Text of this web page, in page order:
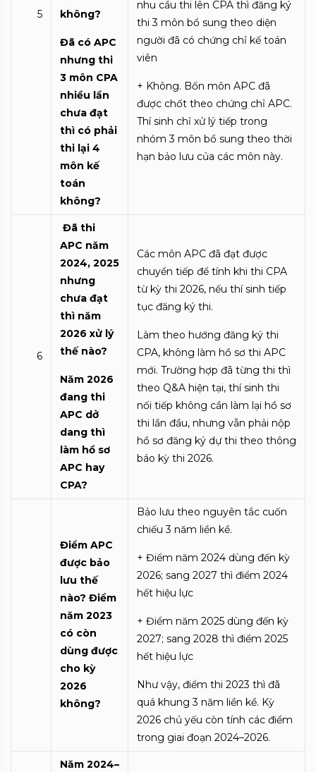
5
không?
Đã có APC
nhưng thi
3 môn CPA
nhiều lần
chưa đạt
thì có phải
thi lại 4
môn kế
toán
không?
nhu cầu thi lên CPA thì đăng ký
thi 3 môn bổ sung theo diện
người đã có chứng chỉ kế toán
viên
+ Không. Bốn môn APC đã
được chốt theo chứng chỉ APC.
Thí sinh chỉ xử lý tiếp trong
nhóm 3 môn bổ sung theo thời
hạn bảo lưu của các môn này.
6
Đã thi
APC năm
2024, 2025
nhưng
chưa đạt
thì năm
2026 xử lý
thế nào?
Năm 2026
đang thi
APC dở
dang thì
làm hồ sơ
APC hay
CPA?
Các môn APC đã đạt được
chuyển tiếp để tính khi thi CPA
từ kỳ thi 2026, nếu thí sinh tiếp
tục đăng ký thi.
Làm theo hướng đăng ký thi
CPA, không làm hồ sơ thi APC
mới. Trường hợp đã từng thi thì
theo Q&A hiện tại, thí sinh thi
nối tiếp không cần làm lại hồ sơ
thi lần đầu, nhưng vẫn phải nộp
hồ sơ đăng ký dự thi theo thông
báo kỳ thi 2026.
Điểm APC
được bảo
lưu thế
nào? Điểm
năm 2023
có còn
dùng được
cho kỳ
2026
không?
Bảo lưu theo nguyên tắc cuốn
chiếu 3 năm liền kề.
+ Điểm năm 2024 dùng đến kỳ
2026; sang 2027 thì điểm 2024
hết hiệu lực
+ Điểm năm 2025 dùng đến kỳ
2027; sang 2028 thì điểm 2025
hết hiệu lực
Như vậy, điểm thi 2023 thì đã
quá khung 3 năm liền kề. Kỳ
2026 chủ yếu còn tính các điểm
trong giai đoạn 2024–2026.
Năm 2024–